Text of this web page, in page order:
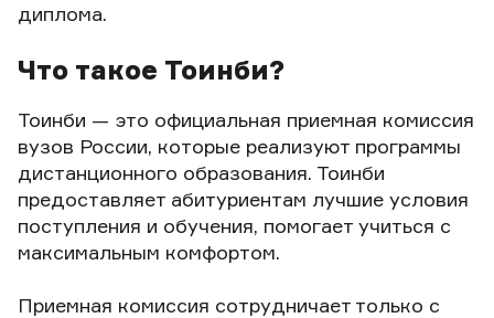
диплома.
Что такое Тоинби?
Тоинби — это официальная приемная комиссия
вузов России, которые реализуют программы
дистанционного образования. Тоинби
предоставляет абитуриентам лучшие условия
поступления и обучения, помогает учиться с
максимальным комфортом.
Приемная комиссия сотрудничает только с